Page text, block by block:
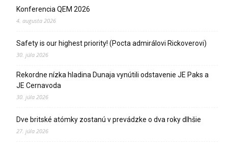
Konferencia QEM 2026
4. augusta 2026
Safety is our highest priority! (Pocta admirálovi Rickoverovi)
30. júla 2026
Rekordne nízka hladina Dunaja vynútili odstavenie JE Paks a
JE Cernavoda
30. júla 2026
Dve britské atómky zostanú v prevádzke o dva roky dlhšie
27. júla 2026